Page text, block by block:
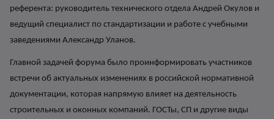
референта: руководитель технического отдела Андрей Окулов и
ведущий специалист по стандартизации и работе с учебными
заведениями Александр Уланов.
Главной задачей форума было проинформировать участников
встречи об актуальных изменениях в российской нормативной
документации, которая напрямую влияет на деятельность
строительных и оконных компаний. ГОСТы, СП и другие виды